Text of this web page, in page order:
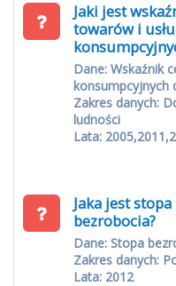
Jaki jest
towarów i
Dane: Wskaźnik
konsumpcyjnych
Zakres danych:
ludności
Lata:
Jaka jest stopa
bezrobocia?
Dane: Stopa
Zakres danych:
Lata: 2012